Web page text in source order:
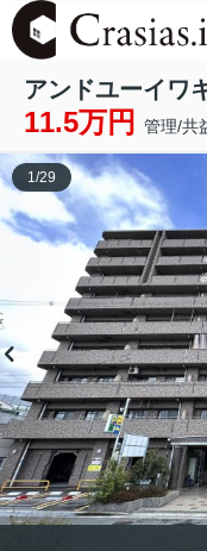
アンドユーイワ
11.5万円 管理/共
1/29